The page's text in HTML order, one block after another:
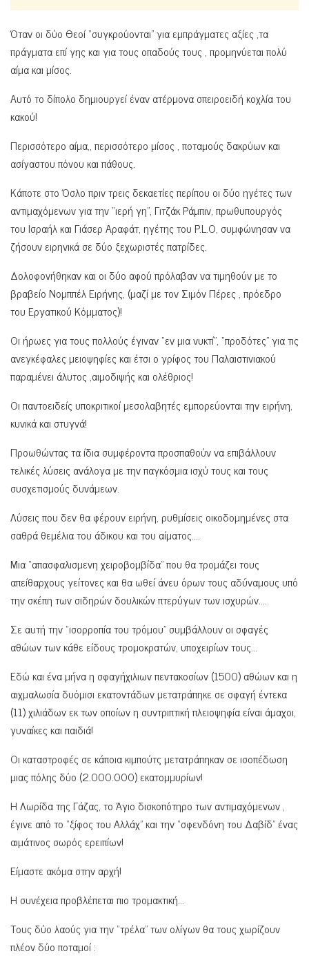
Όταν οι δύο Θεοί “συγκρούονται” για εμπράγματες αξίες ,τα
πράγματα επί γης και για τους οπαδούς τους , προμηνύεται πολύ
αίμα και μίσος.
Αυτό το δίπολο δημιουργεί έναν ατέρμονα σπειροειδή κοχλία του
κακού!
Περισσότερο αίμα,, περισσότερο μίσος , ποταμούς δακρύων και
ασίγαστου πόνου και πάθους.
Κάποτε στο Όσλο πριν τρεις δεκαετίες περίπου οι δύο ηγέτες των
αντιμαχόμενων για την “ιερή γη”, Γιτζάκ Ράμπιν, πρωθυπουργός
του Ισραήλ και Γιάσερ Αραφάτ, ηγέτης του P.L.O, συμφώνησαν να
ζήσουν ειρηνικά σε δύο ξεχωριστές πατρίδες.
Δολοφονήθηκαν και οι δύο αφού πρόλαβαν να τιμηθούν με το
βραβείο Νομππέλ Ειρήνης, (μαζί με τον Σιμόν Πέρες , πρόεδρο
του Εργατικού Κόμματος)!
Οι ήρωες για τους πολλούς έγιναν “εν μια νυκτί”, “προδότες” για τις
ανεγκέφαλες μειοψηφίες και έτσι ο γρίφος του Παλαιστινιακού
παραμένει άλυτος ,αιμοδιψής και ολέθριος!
Οι παντοειδείς υποκριτικοί μεσολαβητές εμπορεύονται την ειρήνη,
κυνικά και στυγνά!
Προωθώντας τα ίδια συμφέροντα προσπαθούν να επιβάλλουν
τελικές λύσεις ανάλογα με την παγκόσμια ισχύ τους και τους
συσχετισμούς δυνάμεων.
Λύσεις που δεν θα φέρουν ειρήνη, ρυθμίσεις οικοδομημένες στα
σαθρά θεμέλια του άδικου και του αίματος….
Μια “απασφαλισμενη χειροβομβίδα” που θα τρομάζει τους
απείθαρχους γείτονες και θα ωθεί άνευ όρων τους αδύναμους υπό
την σκέπη των σιδηρών δουλικών πτερύγων των ισχυρών….
Σε αυτή την “ισορροπία του τρόμου” συμβάλλουν οι σφαγές
αθώων των κάθε είδους τρομοκρατών, υποχειρίων τους…
Εδώ και ένα μήνα η σφαγήχιλιων πεντακοσίων (1500) αθώων και η
αιχμαλωσία δυόμισι εκατοντάδων μετατράπηκε σε σφαγή έντεκα
(11) χιλιάδων εκ των οποίων η συντριπτική πλειοψηφία είναι άμαχοι,
γυναίκες και παιδιά!
Οι καταστροφές σε κάποια κιμπούτς μετατράπηκαν σε ισοπέδωση
μιας πόλης δύο (2.000.000) εκατομμυρίων!
Η Λωρίδα της Γάζας, το Άγιο δισκοπότηρο των αντιμαχόμενων ,
έγινε από το “ξίφος του Αλλάχ” και την “σφενδόνη του Δαβίδ” ένας
αιμάτινος σωρός ερειπίων!
Είμαστε ακόμα στην αρχή!
Η συνέχεια προβλέπεται πιο τρομακτική…
Τους δύο λαούς για την “τρέλα” των ολίγων θα τους χωρίζουν
πλέον δύο ποταμοί :